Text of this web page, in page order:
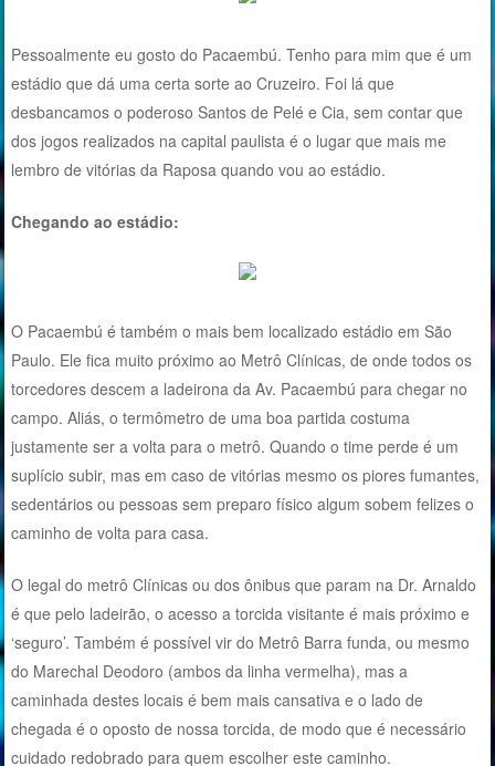
Pessoalmente eu gosto do Pacaembú. Tenho para mim que é um
estádio que dá uma certa sorte ao Cruzeiro. Foi lá que
desbancamos o poderoso Santos de Pelé e Cia, sem contar que
dos jogos realizados na capital paulista é o lugar que mais me
lembro de vitórias da Raposa quando vou ao estádio.
Chegando ao estádio:
O Pacaembú é também o mais bem localizado estádio em São
Paulo. Ele fica muito próximo ao Metrô Clínicas, de onde todos os
torcedores descem a ladeirona da Av. Pacaembú para chegar no
campo. Aliás, o termômetro de uma boa partida costuma
justamente ser a volta para o metrô. Quando o time perde é um
suplício subir, mas em caso de vitórias mesmo os piores fumantes,
sedentários ou pessoas sem preparo físico algum sobem felizes o
caminho de volta para casa.
O legal do metrô Clínicas ou dos ônibus que param na Dr. Arnaldo
é que pelo ladeirão, o acesso a torcida visitante é mais próximo e
‘seguro’. Também é possível vir do Metrô Barra funda, ou mesmo
do Marechal Deodoro (ambos da linha vermelha), mas a
caminhada destes locais é bem mais cansativa e o lado de
chegada é o oposto de nossa torcida, de modo que é necessário
cuidado redobrado para quem escolher este caminho.